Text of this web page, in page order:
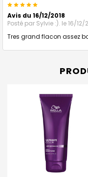
5
Avis du 16/12/2018
Posté par Sylvie :). le 16/12/
Tres grand flacon assez